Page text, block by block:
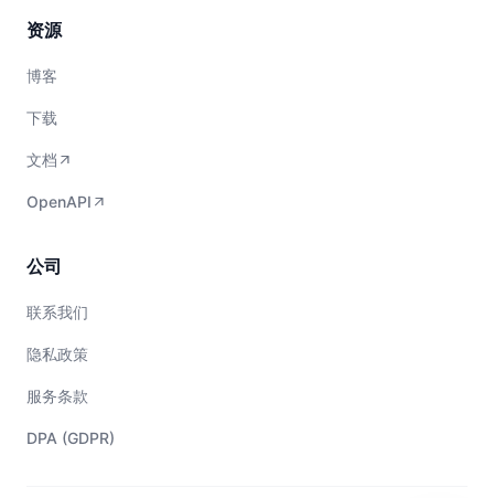
资源
博客
下载
文档
OpenAPI
公司
联系我们
隐私政策
服务条款
DPA (GDPR)